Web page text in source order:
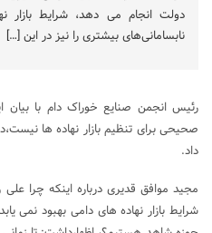
دولت انجام می دهد، شرایط بازار
نابسامانی‌های بیشتری را نیز در این […]
رئیس انجمن صنایع خوراک دام با بیان
صحیحی برای تنظیم بازار نهاده ها
داد.
مجید موافق قدیری درباره اینکه چرا
شرایط بازار نهاده های دامی بهبود نمی